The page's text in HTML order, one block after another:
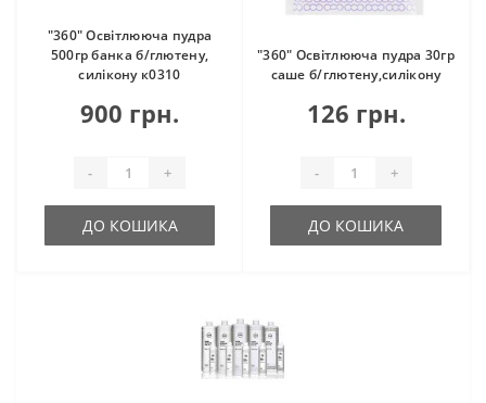
"360" Освітлююча пудра
500гр банка б/глютену,
силікону к0310
900 грн.
- +
ДО КОШИКА
"360" Освітлююча пудра 30гр
саше б/глютену,силікону
126 грн.
- +
ДО КОШИКА